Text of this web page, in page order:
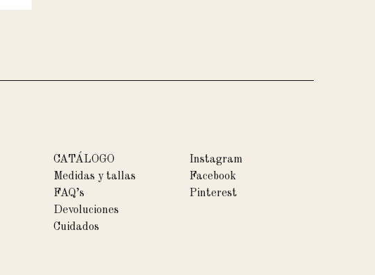
CATÁLOGO
Medidas y tallas
FAQ’s
Devoluciones
Cuidados
Instagram
Facebook
Pinterest